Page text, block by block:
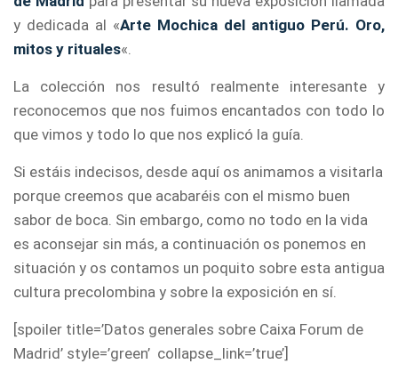
y dedicada al «Arte Mochica del antiguo Perú. Oro,
mitos y rituales«.
La colección nos resultó realmente interesante y
reconocemos que nos fuimos encantados con todo lo
que vimos y todo lo que nos explicó la guía.
Si estáis indecisos, desde aquí os animamos a visitarla
porque creemos que acabaréis con el mismo buen
sabor de boca. Sin embargo, como no todo en la vida
es aconsejar sin más, a continuación os ponemos en
situación y os contamos un poquito sobre esta antigua
cultura precolombina y sobre la exposición en sí.
[spoiler title=’Datos generales sobre Caixa Forum de
Madrid’ style=’green’ collapse_link=’true’]